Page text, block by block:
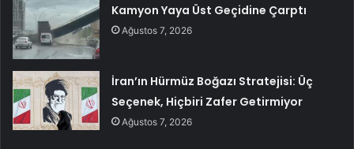
Kamyon Yaya Üst Geçidine Çarptı
Ağustos 7, 2026
İran’ın Hürmüz Boğazı Stratejisi: Üç
Seçenek, Hiçbiri Zafer Getirmiyor
Ağustos 7, 2026